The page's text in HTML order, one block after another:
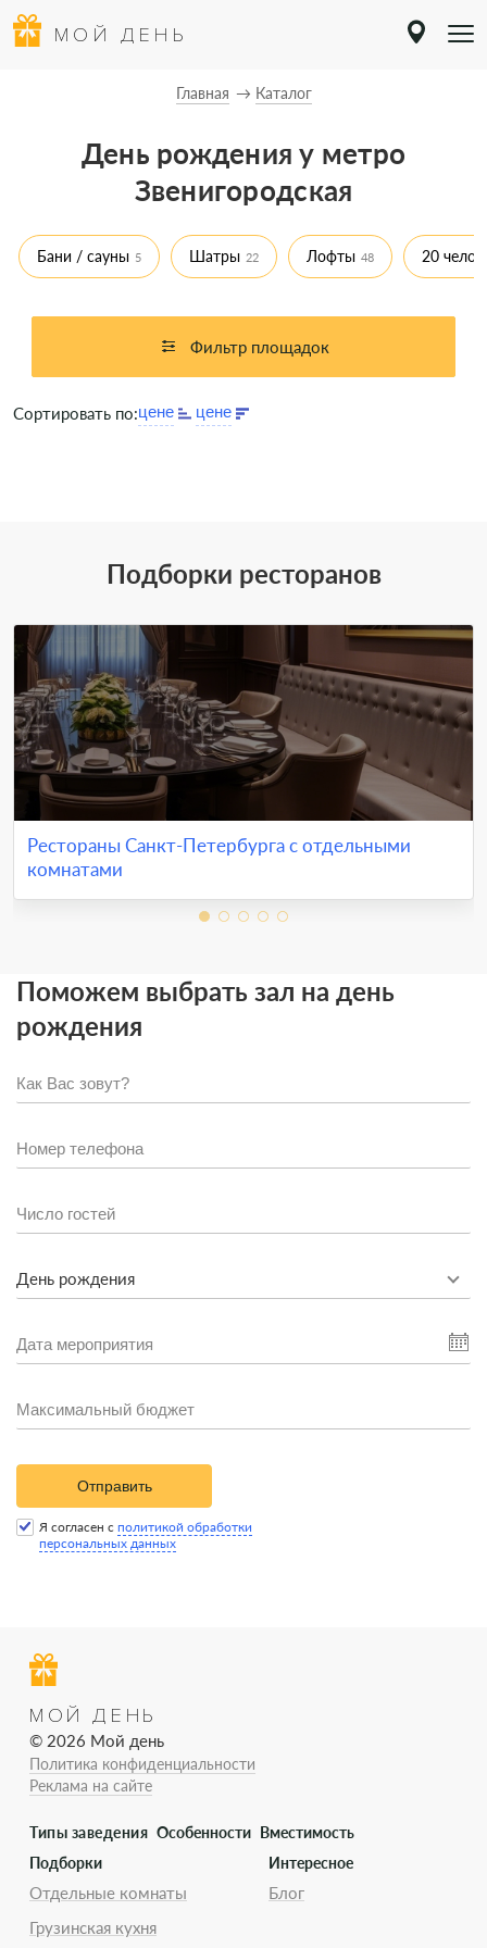
МОЙ ДЕНЬ
Главная Каталог
День рождения у метро
Звенигородская
Бани / сауны 5 Шатры 22 Лофты 48 20
Фильтр площадок
Сортировать по:
Подборки ресторанов
Рестораны Санкт-Петербурга с отдельными
комнатами
Поможем выбрать зал на день
рождения
День рождения
Отправить
Я согласен с политикой обработки
персональных данных
МОЙ ДЕНЬ
© 2026 Мой день
Политика конфиденциальности
Реклама на сайте
Типы заведения Особенности Вместимость
Подборки
Отдельные комнаты
Грузинская кухня
Интересное
Блог